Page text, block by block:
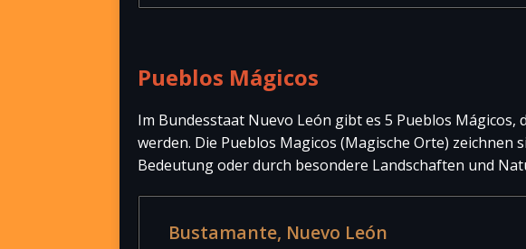
Pueblos Mágicos
Im Bundesstaat Nuevo León gibt es 5 Pueblos Mágicos,
werden. Die Pueblos Magicos (Magische Orte)
Bedeutung oder durch besondere Landschaften und
Bustamante, Nuevo León